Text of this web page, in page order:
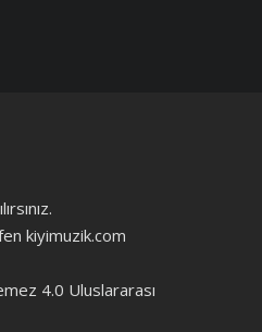
kiyimuzik.com
4.0 Uluslararası